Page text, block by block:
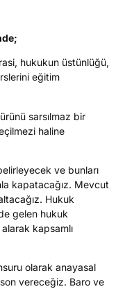
hukukun üstünlüğü,
eğitim
sarsılmaz bir
haline
ve bunları
kapatacağız. Mevcut
Hukuk
gelen hukuk
kapsamlı
olarak anayasal
vereceğiz. Baro ve